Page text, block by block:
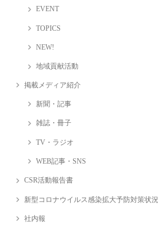
EVENT
TOPICS
NEW!
地域貢献活動
掲載メディア紹介
新聞・記事
雑誌・冊子
TV・ラジオ
WEB記事・SNS
CSR活動報告書
新型コロナウイルス感染拡大予防対策状況
社内報